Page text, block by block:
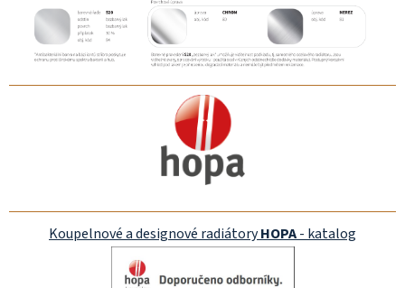
Koupelnové a designové radiátoryHOPA- katalog